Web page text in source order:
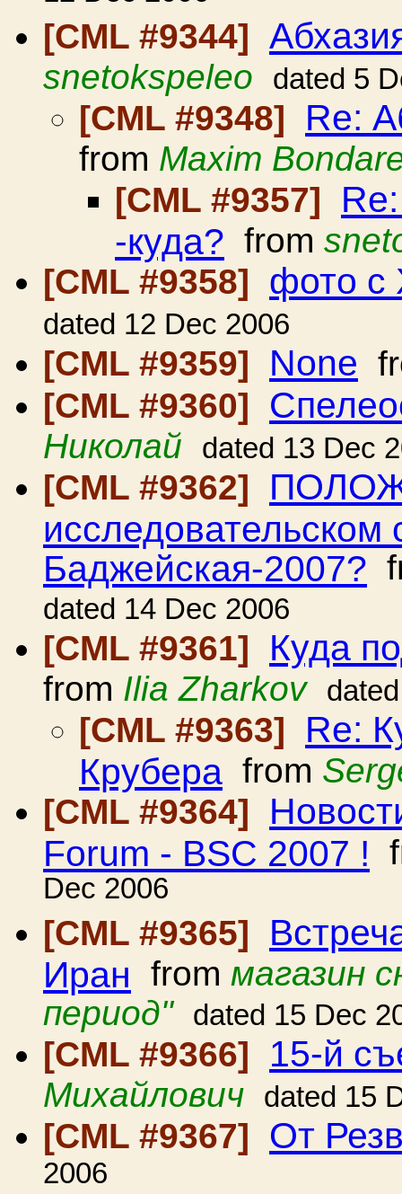
[CML #9344]
snetokspeleo dated 5
[CML #9348] Re:
from Maxim
[CML #9357]
-куда? from
[CML #9358] фото с
dated 12 Dec 2006
[CML #9359] None
[CML #9360]
Николай dated 13 Dec
[CML #9362]
исследовательском
Баджейская-2007?
dated 14 Dec 2006
[CML #9361] Куда
from Ilia Zharkov
[CML #9363] Re:
Крубера from
[CML #9364]
Forum - BSC 2007 !
Dec 2006
[CML #9365]
Иран from магазин
период"
dated 15 Dec
[CML #9366] 15-й
Михайлович dated 15
[CML #9367] От
2006